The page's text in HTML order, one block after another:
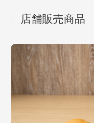
店舗販売商品